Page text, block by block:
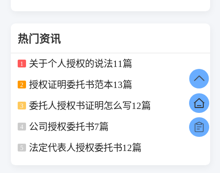
热门资讯
1 关于个人授权的说法11篇
2 授权证明委托书范本13篇
3 委托人授权书证明怎么写12篇
4 公司授权委托书7篇
5 法定代表人授权委托书12篇